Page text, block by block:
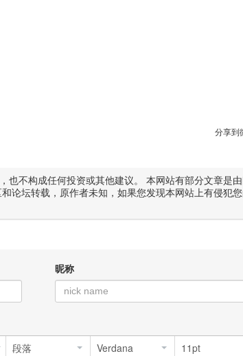
分享到
也不构成任何投资或其他建议。 本网站有部分文章是
论坛转载，原作者未知，如果您发现本网站上有侵犯
昵称
段落 Verdana 11pt